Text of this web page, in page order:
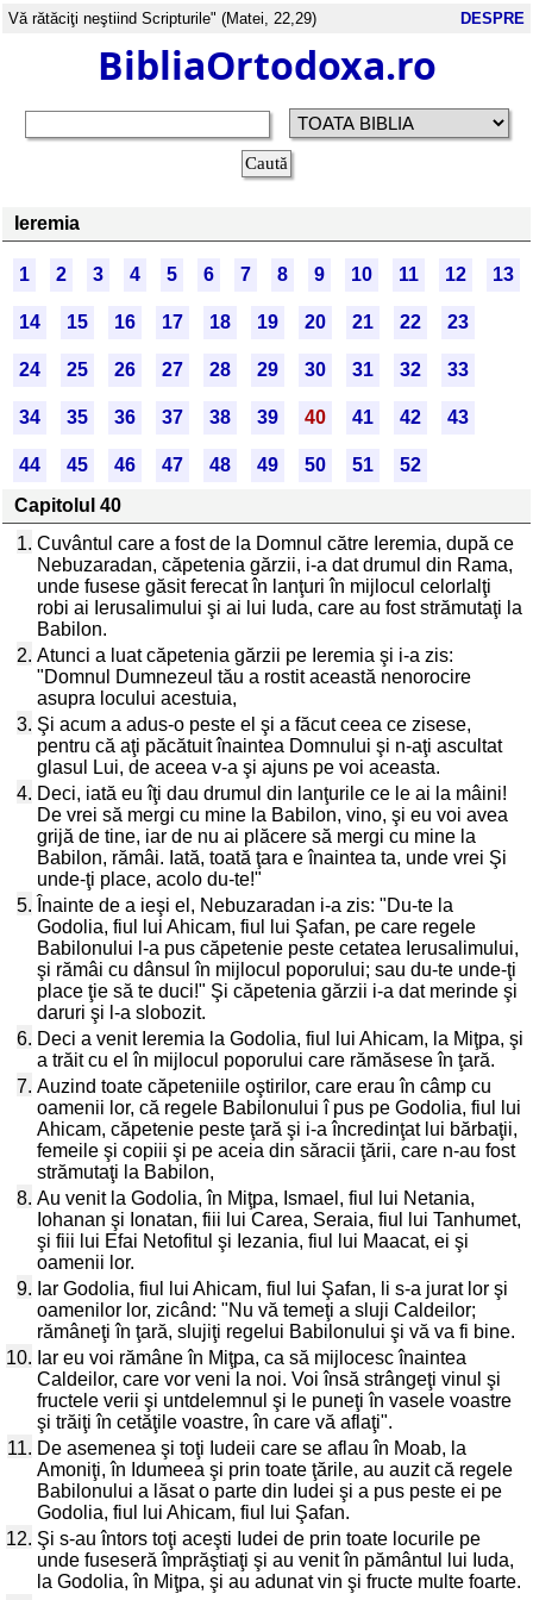
Vă rătăciţi neştiind Scripturile" (Matei, 22,29) DESPRE
BibliaOrtodoxa.ro
Ieremia
1 2 3 4 5 6 7 8 9 10 11 12 13
14 15 16 17 18 19 20 21 22 23
24 25 26 27 28 29 30 31 32 33
34 35 36 37 38 39 40 41 42 43
44 45 46 47 48 49 50 51
52
Capitolul 40
1. Cuvântul care a fost de la Domnul către Ieremia, după ce
Nebuzaradan, căpetenia gărzii, i-a dat drumul din Rama,
unde fusese găsit ferecat în lanţuri în mijlocul celorlalţi
robi ai Ierusalimului şi ai lui Iuda, care au fost strămutaţi la
Babilon.
2. Atunci a luat căpetenia gărzii pe Ieremia şi i-a zis:
"Domnul Dumnezeul tău a rostit această nenorocire
asupra locului acestuia,
3. Şi acum a adus-o peste el şi a făcut ceea ce zisese,
pentru că aţi păcătuit înaintea Domnului şi n-aţi ascultat
glasul Lui, de aceea v-a şi ajuns pe voi aceasta.
4. Deci, iată eu îţi dau drumul din lanţurile ce le ai la mâini!
De vrei să mergi cu mine la Babilon, vino, şi eu voi avea
grijă de tine, iar de nu ai plăcere să mergi cu mine la
Babilon, rămâi. Iată, toată ţara e înaintea ta, unde vrei Şi
unde-ţi place, acolo du-te!"
5. Înainte de a ieşi el, Nebuzaradan i-a zis: "Du-te la
Godolia, fiul lui Ahicam, fiul lui Şafan, pe care regele
Babilonului l-a pus căpetenie peste cetatea Ierusalimului,
şi rămâi cu dânsul în mijlocul poporului; sau du-te unde-ţi
place ţie să te duci!" Şi căpetenia gărzii i-a dat merinde şi
daruri şi l-a slobozit.
6. Deci a venit Ieremia la Godolia, fiul lui Ahicam, la Miţpa, şi
a trăit cu el în mijlocul poporului care rămăsese în ţară.
7. Auzind toate căpeteniile oştirilor, care erau în câmp cu
oamenii lor, că regele Babilonului î pus pe Godolia, fiul lui
Ahicam, căpetenie peste ţară şi i-a încredinţat lui bărbaţii,
femeile şi copiii şi pe aceia din săracii ţării, care n-au fost
strămutaţi la Babilon,
8. Au venit la Godolia, în Miţpa, Ismael, fiul lui Netania,
Iohanan şi Ionatan, fiii lui Carea, Seraia, fiul lui Tanhumet,
şi fiii lui Efai Netofitul şi Iezania, fiul lui Maacat, ei şi
oamenii lor.
9. Iar Godolia, fiul lui Ahicam, fiul lui Şafan, li s-a jurat lor şi
oamenilor lor, zicând: "Nu vă temeţi a sluji Caldeilor;
rămâneţi în ţară, slujiţi regelui Babilonului şi vă va fi bine.
10. Iar eu voi rămâne în Miţpa, ca să mijlocesc înaintea
Caldeilor, care vor veni la noi. Voi însă strângeţi vinul şi
fructele verii şi untdelemnul şi le puneţi în vasele voastre
şi trăiţi în cetăţile voastre, în care vă aflaţi".
11. De asemenea şi toţi Iudeii care se aflau în Moab, la
Amoniţi, în Idumeea şi prin toate ţările, au auzit că regele
Babilonului a lăsat o parte din Iudei şi a pus peste ei pe
Godolia, fiul lui Ahicam, fiul lui Şafan.
12. Şi s-au întors toţi aceşti Iudei de prin toate locurile pe
unde fuseseră împrăştiaţi şi au venit în pământul lui Iuda,
la Godolia, în Miţpa, şi au adunat vin şi fructe multe foarte.